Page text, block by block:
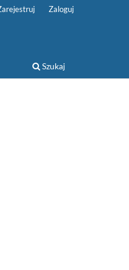
Szukaj
Zaloguj